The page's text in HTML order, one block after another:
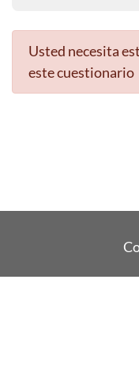
Usted necesita
este cuestionario